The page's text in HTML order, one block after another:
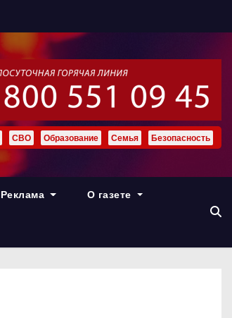
СВО Образование Семья Безопасность
Реклама О газете